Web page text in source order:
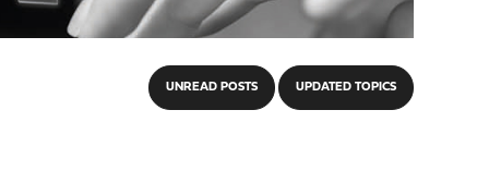
UNREAD POSTS UPDATED TOPICS